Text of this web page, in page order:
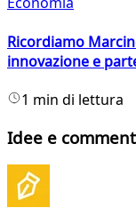
Ricordiamo
innovazione e
1 min di lettura
Idee e